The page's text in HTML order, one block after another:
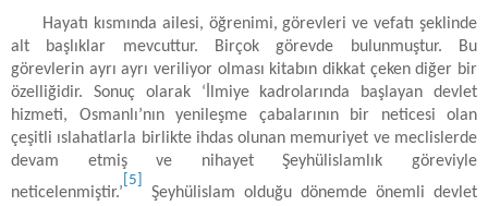
Hayatı kısmında ailesi, öğrenimi, görevleri ve vefatı şeklinde
alt başlıklar mevcuttur. Birçok görevde bulunmuştur. Bu
görevlerin ayrı ayrı veriliyor olması kitabın dikkat çeken diğer bir
özelliğidir. Sonuç olarak ‘İlmiye kadrolarında başlayan devlet
hizmeti, Osmanlı’nın yenileşme çabalarının bir neticesi olan
çeşitli ıslahatlarla birlikte ihdas olunan memuriyet ve meclislerde
devam etmiş ve nihayet Şeyhülislamlık göreviyle
neticelenmiştir.’
[5]
Şeyhülislam olduğu dönemde önemli devlet